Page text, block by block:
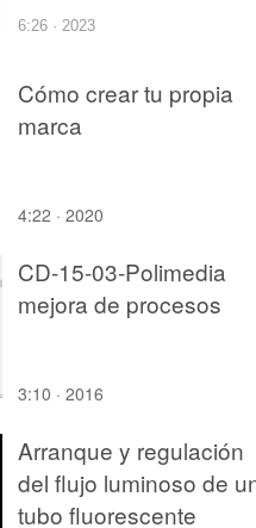
6:26 · 2023
Cómo crear tu propia
marca
4:22 · 2020
CD-15-03-Polimedia
mejora de procesos
3:10 · 2016
Arranque y regulación
del flujo luminoso de
tubo fluorescente